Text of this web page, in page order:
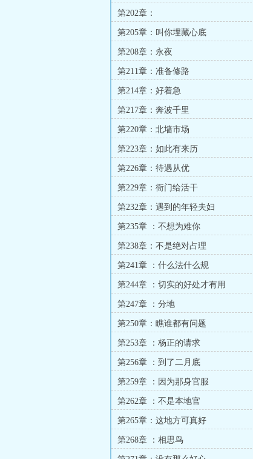
第202章：
第205章：叫你埋藏心底
第208章：永夜
第211章：准备修路
第214章：好着急
第217章：奔波千里
第220章：北墙市场
第223章：如此有来历
第226章：待遇从优
第229章：衙门给活干
第232章：遇到的年轻夫妇
第235章 ：不想为难你
第238章：不是绝对占理
第241章 ：什么法什么规
第244章 ：切实的好处才有用
第247章 ：分地
第250章：瞧谁都有问题
第253章 ：杨正的请求
第256章 ：到了二月底
第259章 ：因为那身官服
第262章 ：不是本地官
第265章：这地方可真好
第268章 ：相思鸟